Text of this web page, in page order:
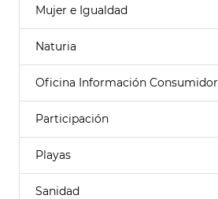
Mujer e Igualdad
Naturia
Oficina Información Consumidor
Participación
Playas
Sanidad